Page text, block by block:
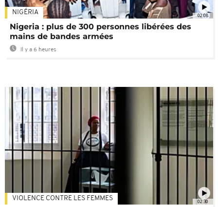
02:08
NIGÉRIA
Nigeria : plus de 300 personnes libérées des
mains de bandes armées
Il y a 6 heures
02:30
VIOLENCE CONTRE LES FEMMES